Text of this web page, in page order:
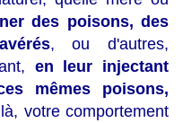
des poisons, des
, ou d'autres,
en leur injectant
mêmes poisons,
votre comportement